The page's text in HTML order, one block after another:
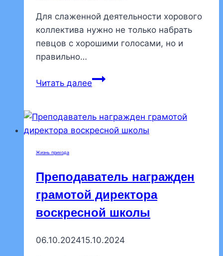
Для слаженной деятельности хорового
коллектива нужно не только набрать
певцов с хорошими голосами, но и
правильно…
Читать далееНа
совещание
регентов
Жизнь прихода
Преподаватель награжден
грамотой директора
воскресной школы
06.10.202415.10.2024